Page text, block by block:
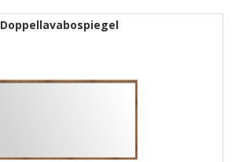
Doppellavabospiegel